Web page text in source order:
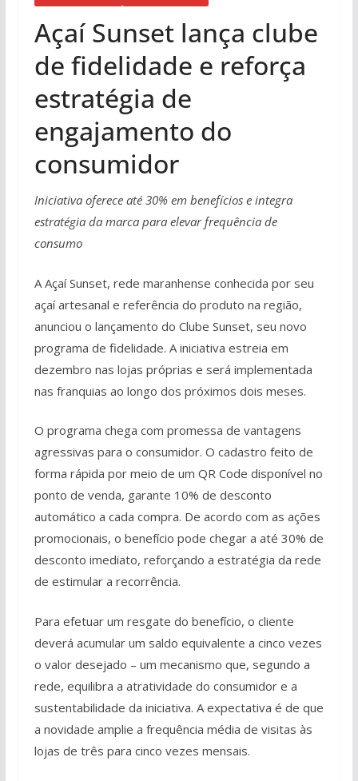
Açaí Sunset lança clube
de fidelidade e reforça
estratégia de
engajamento do
consumidor
Iniciativa oferece até 30% em benefícios e integra
estratégia da marca para elevar frequência de
consumo
A Açaí Sunset, rede maranhense conhecida por seu
açaí artesanal e referência do produto na região,
anunciou o lançamento do Clube Sunset, seu novo
programa de fidelidade. A iniciativa estreia em
dezembro nas lojas próprias e será implementada
nas franquias ao longo dos próximos dois meses.
O programa chega com promessa de vantagens
agressivas para o consumidor. O cadastro feito de
forma rápida por meio de um QR Code disponível no
ponto de venda, garante 10% de desconto
automático a cada compra. De acordo com as ações
promocionais, o benefício pode chegar a até 30% de
desconto imediato, reforçando a estratégia da rede
de estimular a recorrência.
Para efetuar um resgate do benefício, o cliente
deverá acumular um saldo equivalente a cinco vezes
o valor desejado – um mecanismo que, segundo a
rede, equilibra a atratividade do consumidor e a
sustentabilidade da iniciativa. A expectativa é de que
a novidade amplie a frequência média de visitas às
lojas de três para cinco vezes mensais.